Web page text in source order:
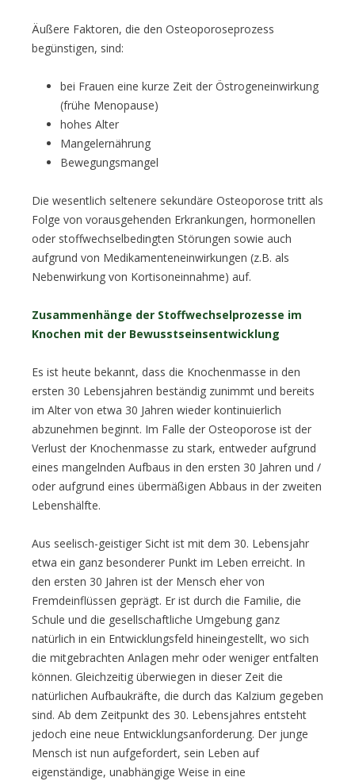
Äußere Faktoren, die den Osteoporoseprozess
begünstigen, sind:
bei Frauen eine kurze Zeit der Östrogeneinwirkung
(frühe Menopause)
hohes Alter
Mangelernährung
Bewegungsmangel
Die wesentlich seltenere sekundäre Osteoporose tritt als
Folge von vorausgehenden Erkrankungen, hormonellen
oder stoffwechselbedingten Störungen sowie auch
aufgrund von Medikamenteneinwirkungen (z.B. als
Nebenwirkung von Kortisoneinnahme) auf.
Zusammenhänge der Stoffwechselprozesse im
Knochen mit der Bewusstseinsentwicklung
Es ist heute bekannt, dass die Knochenmasse in den
ersten 30 Lebensjahren beständig zunimmt und bereits
im Alter von etwa 30 Jahren wieder kontinuierlich
abzunehmen beginnt. Im Falle der Osteoporose ist der
Verlust der Knochenmasse zu stark, entweder aufgrund
eines mangelnden Aufbaus in den ersten 30 Jahren und /
oder aufgrund eines übermäßigen Abbaus in der zweiten
Lebenshälfte.
Aus seelisch-geistiger Sicht ist mit dem 30. Lebensjahr
etwa ein ganz besonderer Punkt im Leben erreicht. In
den ersten 30 Jahren ist der Mensch eher von
Fremdeinflüssen geprägt. Er ist durch die Familie, die
Schule und die gesellschaftliche Umgebung ganz
natürlich in ein Entwicklungsfeld hineingestellt, wo sich
die mitgebrachten Anlagen mehr oder weniger entfalten
können. Gleichzeitig überwiegen in dieser Zeit die
natürlichen Aufbaukräfte, die durch das Kalzium gegeben
sind. Ab dem Zeitpunkt des 30. Lebensjahres entsteht
jedoch eine neue Entwicklungsanforderung. Der junge
Mensch ist nun aufgefordert, sein Leben auf
eigenständige, unabhängige Weise in eine